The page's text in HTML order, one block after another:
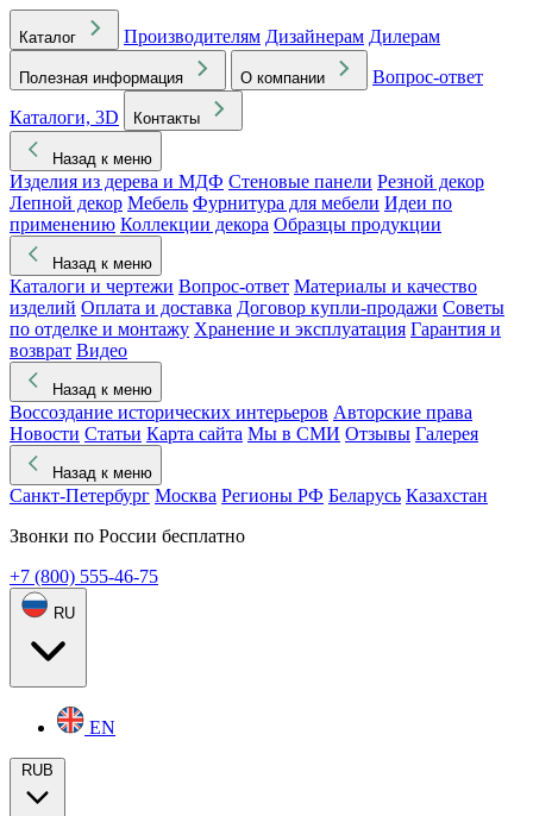
Каталог Производителям Дизайнерам Дилерам
Полезная информация О компании
Вопрос-ответ
Каталоги, 3D
Контакты
Назад к меню
Изделия из дерева и МДФ Стеновые панели Резной декор
Лепной декор Мебель Фурнитура для мебели Идеи по
применению Коллекции декора Образцы продукции
Назад к меню
Каталоги и чертежи Вопрос-ответ Материалы и качество
изделий Оплата и доставка Договор купли-продажи Советы
по отделке и монтажу Хранение и эксплуатация Гарантия и
возврат Видео
Назад к меню
Воссоздание исторических интерьеров Авторские права
Новости Статьи Карта сайта Мы в СМИ Отзывы Галерея
Назад к меню
Санкт-Петербург Москва Регионы РФ Беларусь Казахстан
Звонки по России бесплатно
+7 (800) 555-46-75
RU
EN
RUB